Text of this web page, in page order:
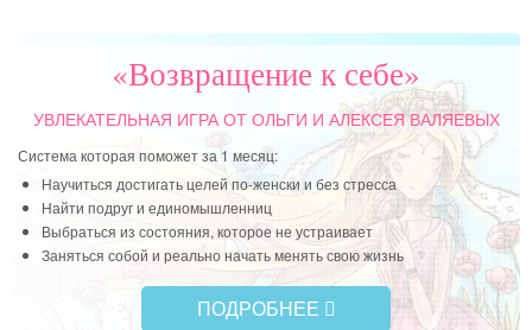
«Возвращение к себе»
УВЛЕКАТЕЛЬНАЯ ИГРАОТ ОЛЬГИ И АЛЕКСЕЯ ВАЛЯЕВЫХ
Система которая поможет за 1 месяц:
Научиться достигать целей по-женски и без стресса
Найти подруг и единомышленниц
Выбраться из состояния, которое не устраивает
Заняться собой и реально начать менять свою жизнь
ПОДРОБНЕЕ